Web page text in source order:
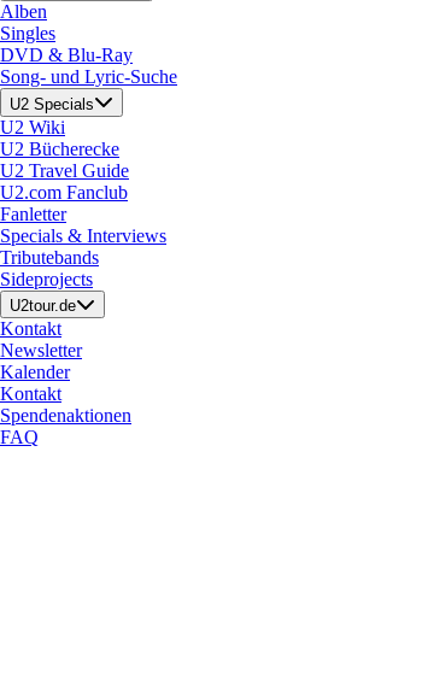
Alben
Singles
DVD & Blu-Ray
Song- und Lyric-Suche
U2 Specials
U2 Wiki
U2 Bücherecke
U2 Travel Guide
U2.com Fanclub
Fanletter
Specials & Interviews
Tributebands
Sideprojects
U2tour.de
Kontakt
Newsletter
Kalender
Kontakt
Spendenaktionen
FAQ